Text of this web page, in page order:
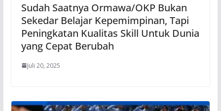
Sudah Saatnya Ormawa/OKP Bukan
Sekedar Belajar Kepemimpinan, Tapi
Peningkatan Kualitas Skill Untuk Dunia
yang Cepat Berubah
Juli 20, 2025